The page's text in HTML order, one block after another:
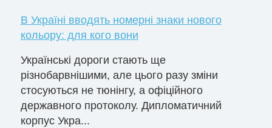
В Україні вводять номерні знаки нового
кольору: для кого вони
Українські дороги стають ще
різнобарвнішими, але цього разу зміни
стосуються не тюнінгу, а офіційного
державного протоколу. Дипломатичний
корпус Укра...